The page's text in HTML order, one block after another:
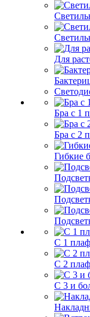
Для
Бра с 1
Бра с 2
Гибкие
С 1
С 2
С 3 и